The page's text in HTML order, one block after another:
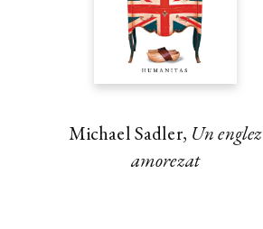
Michael Sadler, Un englez
amorezat